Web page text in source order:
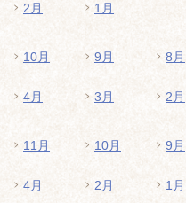
2月 1月
10月 9月 8月
4月 3月 2月
11月 10月 9月
4月 2月 1月